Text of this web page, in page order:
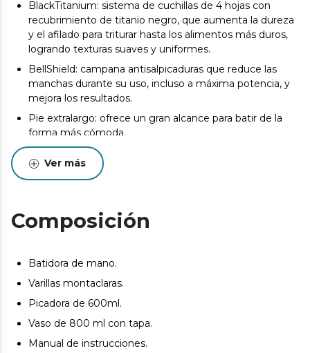
BlackTitanium: sistema de cuchillas de 4 hojas con
recubrimiento de titanio negro, que aumenta la dureza
y el afilado para triturar hasta los alimentos más duros,
logrando texturas suaves y uniformes.
BellShield: campana antisalpicaduras que reduce las
manchas durante su uso, incluso a máxima potencia, y
mejora los resultados.
Pie extralargo: ofrece un gran alcance para batir de la
forma más cómoda.
Grip texture: mayor control con el agarre que se adapta
a tu mano.
Incluye cuchilla IceBlade, diseñada para picar hielo
consiguiendo resultados perfectos en pocos segundos.
Varilla montaclaras: bate, mezcla y monta nata o huevos
y prepara postres perfectos y mucho más.
Vaso medidor de 800 ml libre de BPA para poder
preparar tus elaboraciones cómodamente.
Incluye tapa.
Bate, pica y tritura todo tipo de alimentos en el menor
Ver más
Composición
Batidora de mano.
Varillas montaclaras.
Picadora de 600ml.
Vaso de 800 ml con tapa.
Manual de instrucciones.